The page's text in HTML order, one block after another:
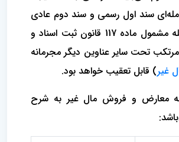
سند اول رسمی و سند دوم عادی
باشد، آن معامله مشمول ماده 117 قانون ثبت اسناد و
تحت سایر عناوین دیگر مجرمانه
غیر) قابل تعقیب خواهد بود.
معارض و فروش مال غیر به شرح